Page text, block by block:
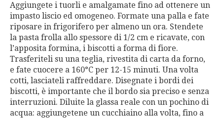
Aggiungete i tuorli e amalgamate fino ad ottenere un
impasto liscio ed omogeneo. Formate una palla e fate
riposare in frigorifero per almeno un ora. Stendete
la pasta frolla allo spessore di 1/2 cm e ricavate, con
l’apposita formina, i biscotti a forma di fiore.
Trasferiteli su una teglia, rivestita di carta da forno,
e fate cuocere a 160°C per 12-15 minuti. Una volta
cotti, lasciateli raffreddare. Disegnate i bordi dei
biscotti, è importante che il bordo sia preciso e senza
interruzioni. Diluite la glassa reale con un pochino di
acqua: aggiungetene un cucchiaino alla volta, fino a